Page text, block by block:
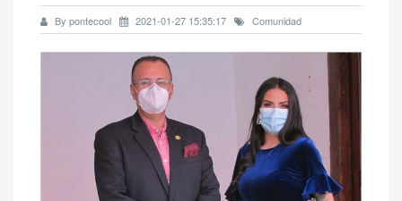
By pontecool 2021-01-27 15:35:17 Comunidad